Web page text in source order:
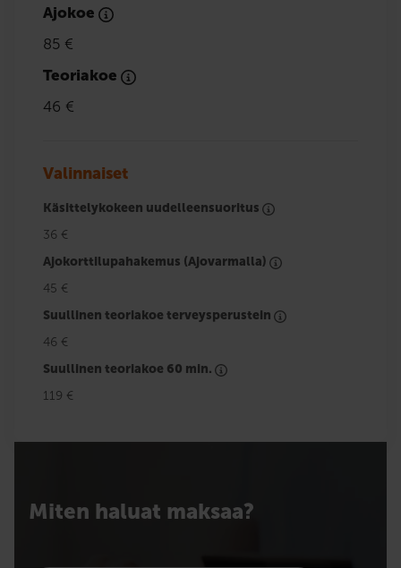
Ajokoe
85 €
Teoriakoe
46 €
Valinnaiset
Käsittelykokeen uudelleensuoritus
36 €
Ajokorttilupahakemus (Ajovarmalla)
45 €
Suullinen teoriakoe terveysperustein
46 €
Suullinen teoriakoe 60 min.
119 €
Miten haluat maksaa?